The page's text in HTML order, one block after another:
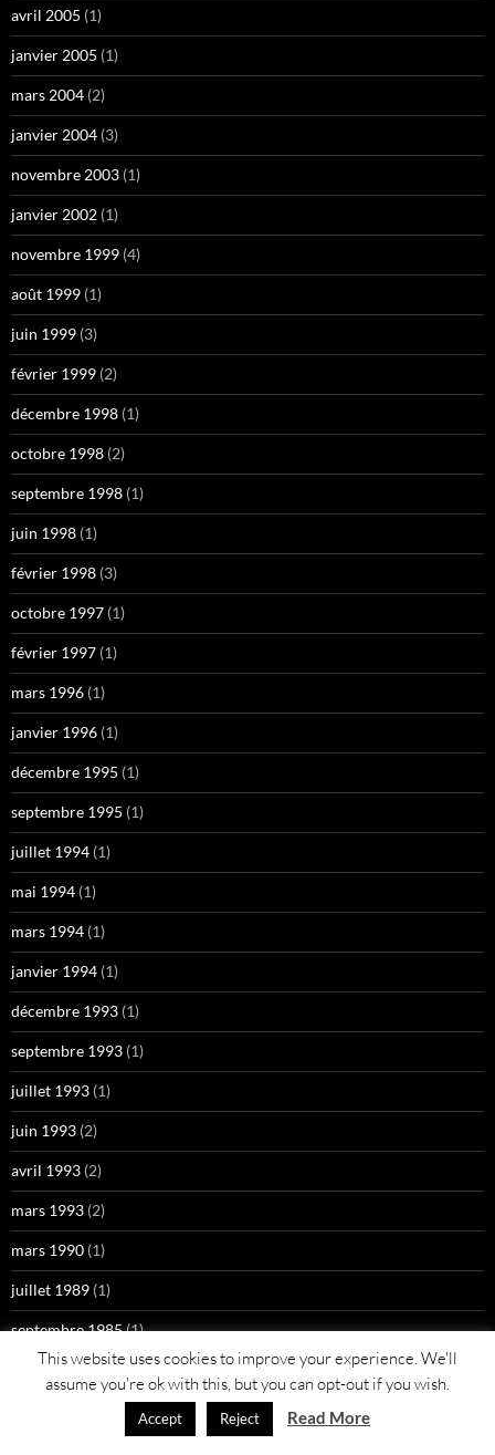
avril 2005 (1)
janvier 2005 (1)
mars 2004 (2)
janvier 2004 (3)
novembre 2003 (1)
janvier 2002 (1)
novembre 1999 (4)
août 1999 (1)
juin 1999 (3)
février 1999 (2)
décembre 1998 (1)
octobre 1998 (2)
septembre 1998 (1)
juin 1998 (1)
février 1998 (3)
octobre 1997 (1)
février 1997 (1)
mars 1996 (1)
janvier 1996 (1)
décembre 1995 (1)
septembre 1995 (1)
juillet 1994 (1)
mai 1994 (1)
mars 1994 (1)
janvier 1994 (1)
décembre 1993 (1)
septembre 1993 (1)
juillet 1993 (1)
juin 1993 (2)
avril 1993 (2)
mars 1993 (2)
mars 1990 (1)
juillet 1989 (1)
septembre 1985(1)
Fièrement propulsé par WordPress
This website uses cookies to improve your experience. We'll
assume you're ok with this, but you can opt-out if you wish.
Accept Reject Read More